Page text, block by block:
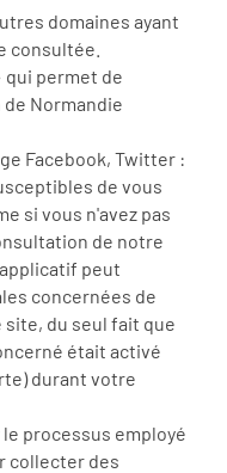
domaines ayant
consultée.
qui permet de
de Normandie
Facebook, Twitter :
de vous
si vous n'avez pas
de notre
peut
concernées de
du seul fait que
était activé
durant votre
processus employé
collecter des